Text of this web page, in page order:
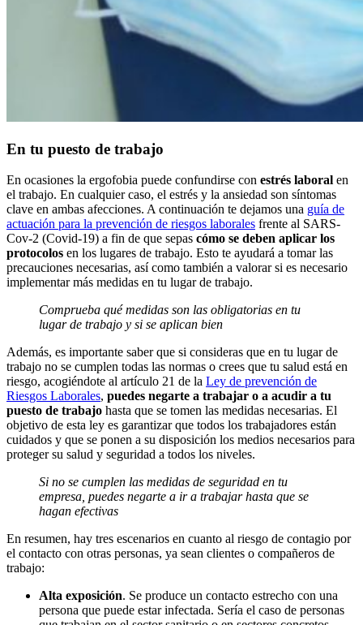
En tu puesto de trabajo
En ocasiones la ergofobia puede confundirse con estrés laboral en
el trabajo. En cualquier caso, el estrés y la ansiedad son síntomas
clave en ambas afecciones. A continuación te dejamos una guía de
actuación para la prevención de riesgos laborales frente al SARS-
Cov-2 (Covid-19) a fin de que sepas cómo se deben aplicar los
protocolos en los lugares de trabajo. Esto te ayudará a tomar las
precauciones necesarias, así como también a valorar si es necesario
implementar más medidas en tu lugar de trabajo.
Comprueba qué medidas son las obligatorias en tu
lugar de trabajo y si se aplican bien
Además, es importante saber que si consideras que en tu lugar de
trabajo no se cumplen todas las normas o crees que tu salud está en
riesgo, acogiéndote al artículo 21 de la Ley de prevención de
Riesgos Laborales, puedes negarte a trabajar o a acudir a tu
puesto de trabajo hasta que se tomen las medidas necesarias. El
objetivo de esta ley es garantizar que todos los trabajadores están
cuidados y que se ponen a su disposición los medios necesarios para
proteger su salud y seguridad a todos los niveles.
Si no se cumplen las medidas de seguridad en tu
empresa, puedes negarte a ir a trabajar hasta que se
hagan efectivas
En resumen, hay tres escenarios en cuanto al riesgo de contagio por
el contacto con otras personas, ya sean clientes o compañeros de
trabajo:
Alta exposición. Se produce un contacto estrecho con una
persona que puede estar infectada. Sería el caso de personas